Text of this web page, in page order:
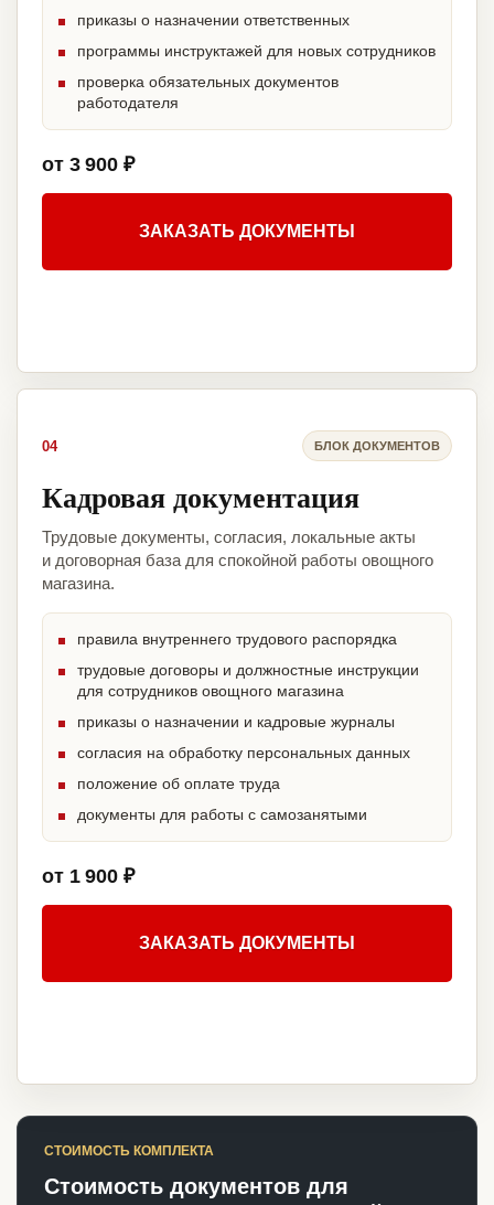
приказы о назначении ответственных
программы инструктажей для новых сотрудников
проверка обязательных документов
работодателя
от 3 900 ₽
ЗАКАЗАТЬ ДОКУМЕНТЫ
04 БЛОК ДОКУМЕНТОВ
Кадровая документация
Трудовые документы, согласия, локальные акты
и договорная база для спокойной работы овощного
магазина.
правила внутреннего трудового распорядка
трудовые договоры и должностные инструкции
для сотрудников овощного магазина
приказы о назначении и кадровые журналы
согласия на обработку персональных данных
положение об оплате труда
документы для работы с самозанятыми
от 1 900 ₽
ЗАКАЗАТЬ ДОКУМЕНТЫ
СТОИМОСТЬ КОМПЛЕКТА
Стоимость документов для